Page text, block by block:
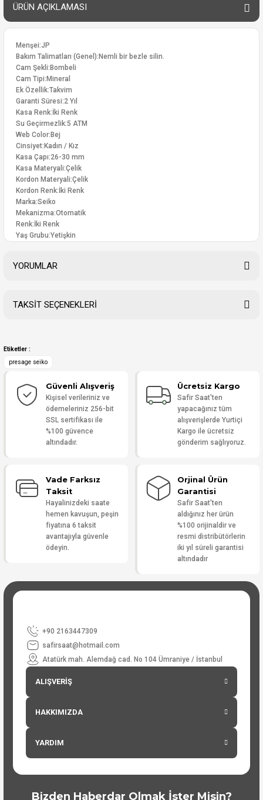
ÜRÜN AÇIKLAMASI
Menşei:JP
Bakım Talimatları (Genel):Nemli bir bezle silin.
Cam Şekli:Bombeli
Cam Tipi:Mineral
Ek Özellik:Takvim
Garanti Süresi:2 Yıl
Kasa Renk:İki Renk
Su Geçirmezlik:5 ATM
Web Color:Bej
Cinsiyet:Kadın / Kız
Kasa Çapı:26-30 mm
Kasa Materyali:Çelik
Kordon Materyali:Çelik
Kordon Renk:İki Renk
Marka:Seiko
Mekanizma:Otomatik
Renk:İki Renk
Yaş Grubu:Yetişkin
YORUMLAR
TAKSİT SEÇENEKLERİ
Etiketler :
presage seiko
Güvenli Alışveriş
Kişisel verileriniz ve
ödemeleriniz 256-bit
SSL sertifikası ile
%100 güvence
altındadır.
Ücretsiz Kargo
Safir Saat'ten
yapacağınız tüm
alışverişlerde Yurtiçi
Kargo ile ücretsiz
gönderim sağlıyoruz.
Vade Farksız
Taksit
Hayalinizdeki saate
hemen kavuşun, peşin
fiyatına 6 taksit
avantajıyla güvenle
ödeyin.
Orjinal Ürün
Garantisi
Safir Saat'ten
aldığınız her ürün
%100 orijinaldir ve
resmi distribütörlerin
iki yıl süreli garantisi
altındadır
+90 2163447309
safirsaat@hotmail.com
Atatürk mah. Alemdağ cad. No 104 Ümraniye / İstanbul
ALIŞVERİŞ
HAKKIMIZDA
YARDIM
Bizden Haberdar Olmak İster Misin?